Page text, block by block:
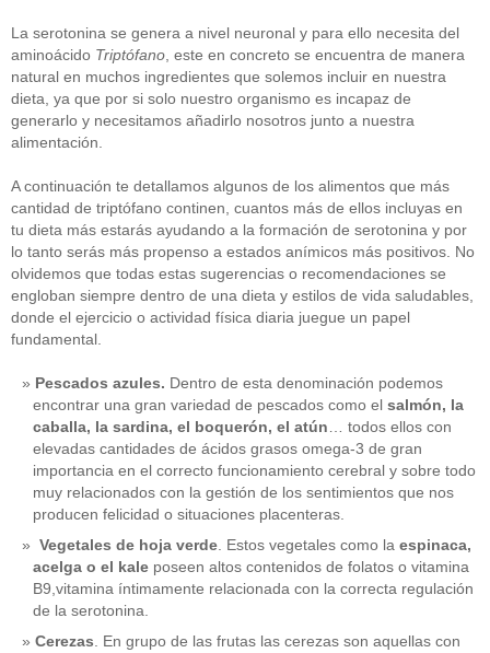
La serotonina se genera a nivel neuronal y para ello necesita del
aminoácido Triptófano, este en concreto se encuentra de manera
natural en muchos ingredientes que solemos incluir en nuestra
dieta, ya que por si solo nuestro organismo es incapaz de
generarlo y necesitamos añadirlo nosotros junto a nuestra
alimentación.
A continuación te detallamos algunos de los alimentos que más
cantidad de triptófano continen, cuantos más de ellos incluyas en
tu dieta más estarás ayudando a la formación de serotonina y por
lo tanto serás más propenso a estados anímicos más positivos. No
olvidemos que todas estas sugerencias o recomendaciones se
engloban siempre dentro de una dieta y estilos de vida saludables,
donde el ejercicio o actividad física diaria juegue un papel
fundamental.
Pescados azules. Dentro de esta denominación podemos
encontrar una gran variedad de pescados como el salmón, la
caballa, la sardina, el boquerón, el atún… todos ellos con
elevadas cantidades de ácidos grasos omega-3 de gran
importancia en el correcto funcionamiento cerebral y sobre todo
muy relacionados con la gestión de los sentimientos que nos
producen felicidad o situaciones placenteras.
Vegetales de hoja verde. Estos vegetales como la espinaca,
acelga o el kale poseen altos contenidos de folatos o vitamina
B9,vitamina íntimamente relacionada con la correcta regulación
de la serotonina.
Cerezas. En grupo de las frutas las cerezas son aquellas con